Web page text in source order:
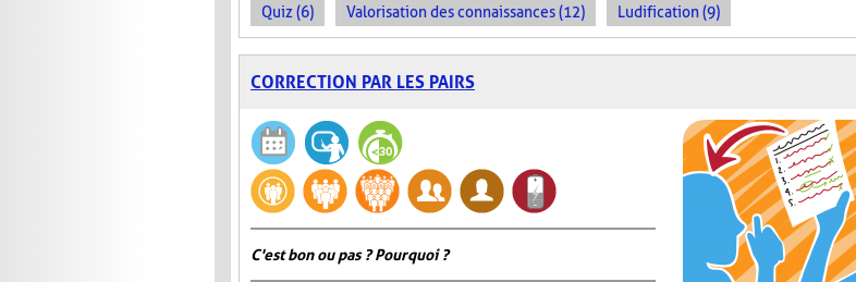
Quiz (6) Valorisation des connaissances (12) Ludification (9)
CORRECTION PAR LES PAIRS
C'est bon ou pas ? Pourquoi ?